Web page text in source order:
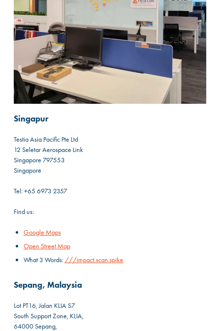
Singapur
Testia Asia Pacific Pte Ltd
12 Seletar Aerospace Link
Singapore 797553
Singapore
Tel: +65 6973 2357
Find us:
Google Maps
Open Street Map
What 3 Words: ///impact.scan.spike
Sepang, Malaysia
Lot PT16, Jalan KLIA S7
South Support Zone, KLIA,
64000 Sepang,